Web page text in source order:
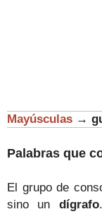
Mayúsculas →
Palabras que
El grupo de
sino un dígrafo